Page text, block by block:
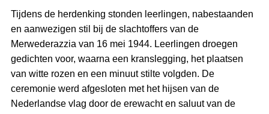
Tijdens de herdenking stonden leerlingen, nabestaanden
en aanwezigen stil bij de slachtoffers van de
Merwederazzia van 16 mei 1944. Leerlingen droegen
gedichten voor, waarna een kranslegging, het plaatsen
van witte rozen en een minuut stilte volgden. De
ceremonie werd afgesloten met het hijsen van de
Nederlandse vlag door de erewacht en saluut van de